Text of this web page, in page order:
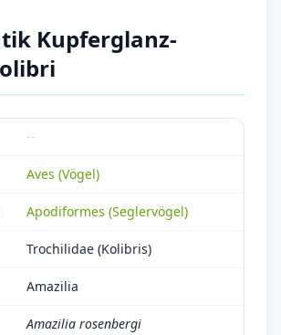
Kupferglanz-
--
Aves (Vögel)
Apodiformes (Seglervögel)
Trochilidae (Kolibris)
Amazilia
Amazilia rosenbergi